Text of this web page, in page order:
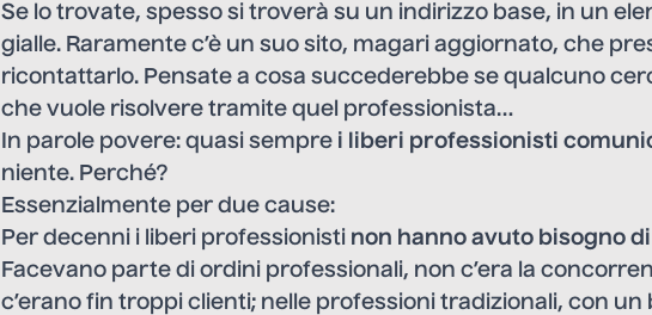
Se lo trovate, spesso si troverà su un indirizzo base, in un
gialle. Raramente c’è un suo sito, magari aggiornato, che
ricontattarlo. Pensate a cosa succederebbe se qualcuno
che vuole risolvere tramite quel professionista…
In parole povere: quasi sempre i liberi professionisti
niente. Perché?
Essenzialmente per due cause:
Per decenni i liberi professionisti non hanno avuto bisogno
Facevano parte di ordini professionali, non c’era la
c’erano fin troppi clienti; nelle professioni tradizionali, con un